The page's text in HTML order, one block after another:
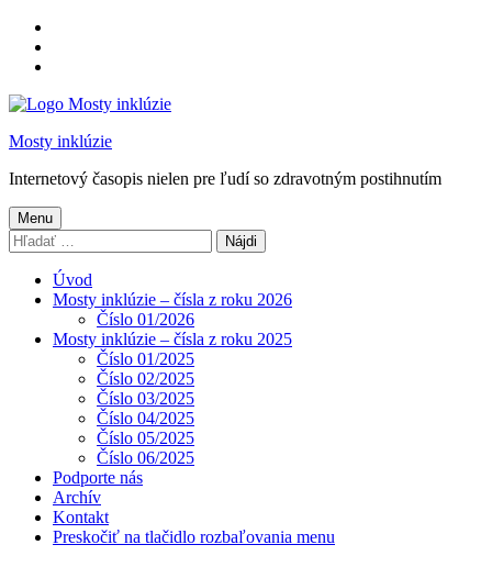
obsah
pätičku
Mosty inklúzie
Internetový časopis nielen pre ľudí so zdravotným postihnutím
Menu
Hľadať:
Úvod
Mosty inklúzie – čísla z roku 2026
Číslo 01/2026
Mosty inklúzie – čísla z roku 2025
Číslo 01/2025
Číslo 02/2025
Číslo 03/2025
Číslo 04/2025
Číslo 05/2025
Číslo 06/2025
Podporte nás
Archív
Kontakt
Preskočiť na tlačidlo rozbaľovania menu